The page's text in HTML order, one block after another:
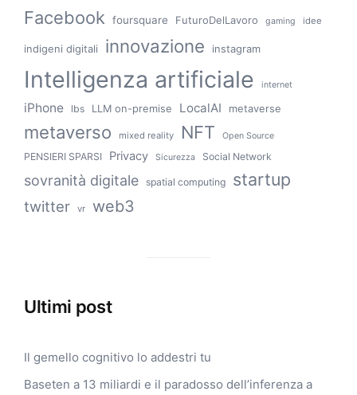
Facebook foursquare FuturoDelLavoro gaming idee
indigeni digitali innovazione instagram
Intelligenza artificiale internet
iPhone lbs LLM on-premise LocalAI metaverse
metaverso mixed reality NFT Open Source
PENSIERI SPARSI Privacy Sicurezza Social Network
sovranità digitale spatial computing startup
twitter vr web3
Ultimi post
Il gemello cognitivo lo addestri tu
Baseten a 13 miliardi e il paradosso dell’inferenza a